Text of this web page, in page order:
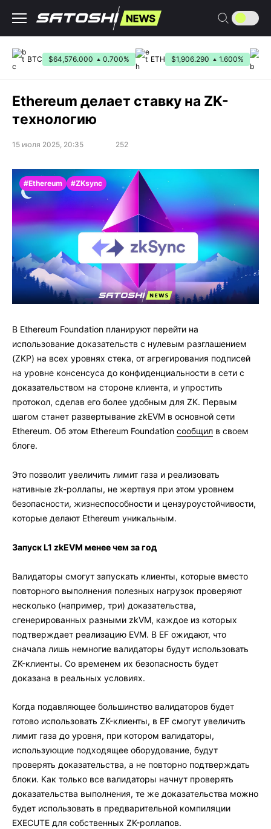
содержанию
BTC $64,576.000 0.700% ETH $1,906.290 1.600%
Ethereum делает ставку на ZK-
технологию
15 июля 2025, 20:35 252
#Ethereum #ZKsync
В Ethereum Foundation планируют перейти на
использование доказательств с нулевым разглашением
(ZKP) на всех уровнях стека, от агрегирования подписей
на уровне консенсуса до конфиденциальности в сети с
доказательством на стороне клиента, и упростить
протокол, сделав его более удобным для ZK. Первым
шагом станет развертывание zkEVM в основной сети
Ethereum. Об этом Ethereum Foundation сообщил в своем
блоге.
Это позволит увеличить лимит газа и реализовать
нативные zk-роллапы, не жертвуя при этом уровнем
безопасности, жизнеспособности и цензуроустойчивости,
которые делают Ethereum уникальным.
Запуск L1 zkEVM менее чем за год
Валидаторы смогут запускать клиенты, которые вместо
повторного выполнения полезных нагрузок проверяют
несколько (например, три) доказательства,
сгенерированных разными zkVM, каждое из которых
подтверждает реализацию EVM. В EF ожидают, что
сначала лишь немногие валидаторы будут использовать
ZK-клиенты. Со временем их безопасность будет
доказана в реальных условиях.
Когда подавляющее большинство валидаторов будет
готово использовать ZK-клиенты, в EF смогут увеличить
лимит газа до уровня, при котором валидаторы,
использующие подходящее оборудование, будут
проверять доказательства, а не повторно подтверждать
блоки. Как только все валидаторы начнут проверять
доказательства выполнения, те же доказательства можно
будет использовать в предварительной компиляции
EXECUTE для собственных ZK-роллапов.